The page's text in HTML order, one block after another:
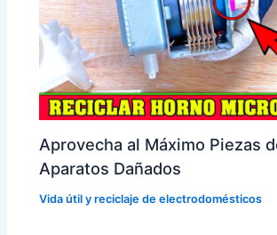
Aprovecha al Máximo Piezas
Aparatos Dañados
Vida útil y reciclaje de electrodomésticos